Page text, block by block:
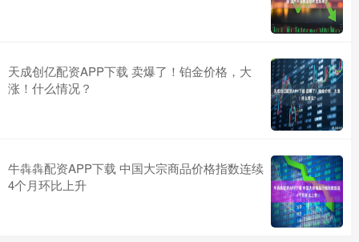
天成创亿配资APP下载 卖爆了！铂金价格，大
涨！什么情况？
牛犇犇配资APP下载 中国大宗商品价格指数连续
4个月环比上升